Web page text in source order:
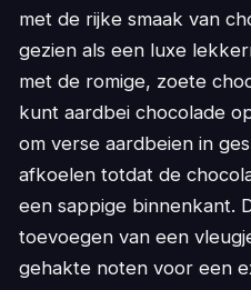
met de rijke smaak van
gezien als een luxe
met de romige, zoete
kunt aardbei chocolade
om verse aardbeien in
afkoelen totdat de
een sappige binnenkant.
toevoegen van een
gehakte noten voor een